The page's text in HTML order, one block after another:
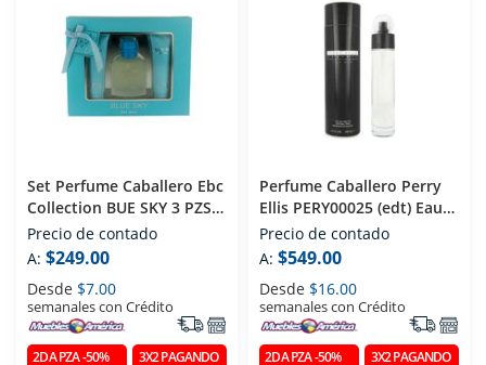
Set Perfume Caballero Ebc
Collection BUE SKY 3 PZS
(edp) Eau De Parfum 100
Ml
Precio de contado
A: $249.00
Desde $7.00
semanales con Crédito
2DA PZA -50%
3X2 PAGANDO
Perfume Caballero Perry
Ellis PERY00025 (edt) Eau
De Toilette 100 Ml
Precio de contado
A: $549.00
Desde $16.00
semanales con Crédito
2DA PZA -50%
3X2 PAGANDO